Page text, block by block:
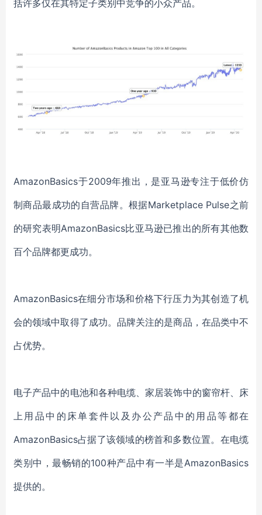
括许多仅在其特定子类别中竞争的小众产品。
AmazonBasics于2009年推出，是亚马逊专注于低价仿
制商品最成功的自营品牌。根据Marketplace Pulse之前
的研究表明AmazonBasics比亚马逊已推出的所有其他数
百个品牌都更成功。
AmazonBasics在细分市场和价格下行压力为其创造了机
会的领域中取得了成功。品牌关注的是商品，在品类中不
占优势。
电子产品中的电池和各种电缆、家居装饰中的窗帘杆、床
上用品中的床单套件以及办公产品中的用品等都在
AmazonBasics占据了该领域的榜首和多数位置。在电缆
类别中，最畅销的100种产品中有一半是AmazonBasics
提供的。